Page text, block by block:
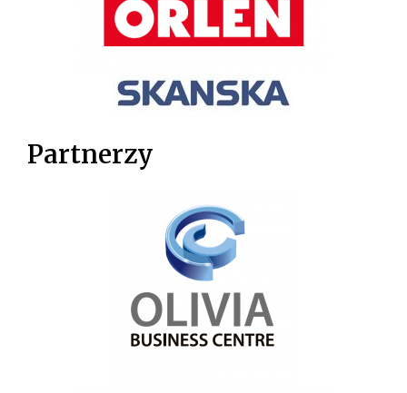
Partnerzy